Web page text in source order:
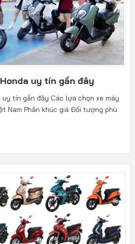
uy tín gần đây
uy tín gần đây Các lựa chọn xe máy
Nam Phân khúc giá Đối tượng phù